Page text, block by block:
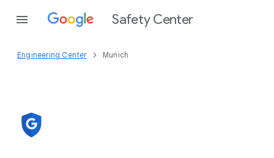
Safety Center
Engineering Center Munich